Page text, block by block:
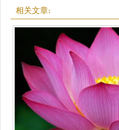
相关文章: